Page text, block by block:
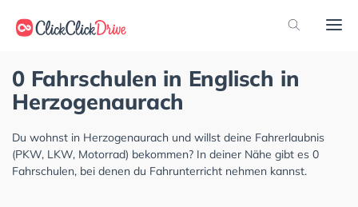
0 Fahrschulen in Englisch in
Herzogenaurach
Du wohnst in Herzogenaurach und willst deine Fahrerlaubnis
(PKW, LKW, Motorrad) bekommen? In deiner Nähe gibt es 0
Fahrschulen, bei denen du Fahrunterricht nehmen kannst.